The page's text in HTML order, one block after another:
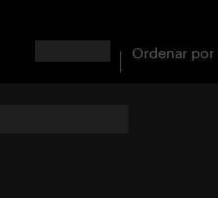
Ordenar por